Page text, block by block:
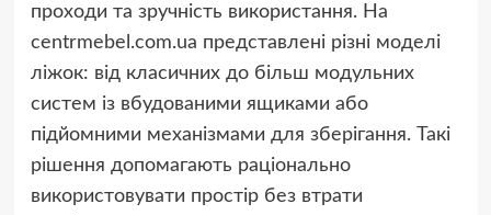
проходи та зручність використання. На
centrmebel.com.ua представлені різні моделі
ліжок: від класичних до більш модульних
систем із вбудованими ящиками або
підйомними механізмами для зберігання. Такі
рішення допомагають раціонально
використовувати простір без втрати